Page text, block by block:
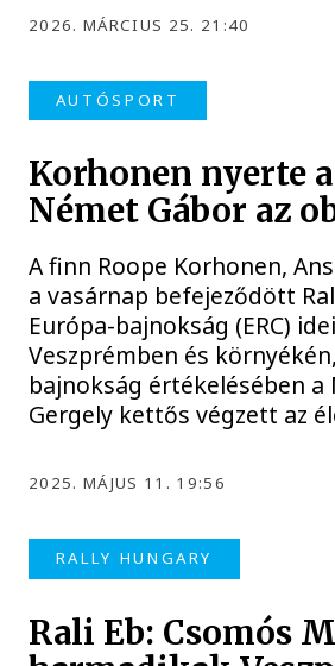
2026. MÁRCIUS 25. 21:40
AUTÓSPORT
Korhonen nyerte
Német Gábor az
A finn Roope Korhonen,
a vasárnap befejeződött
Európa-bajnokság (ERC)
Veszprémben és
bajnokság értékelésében a
Gergely kettős végzett az
2025. MÁJUS 11. 19:56
RALLY HUNGARY
Rali Eb: Csomós